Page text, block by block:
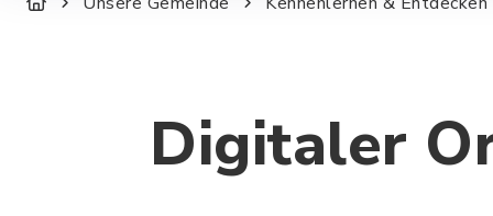
Digitaler